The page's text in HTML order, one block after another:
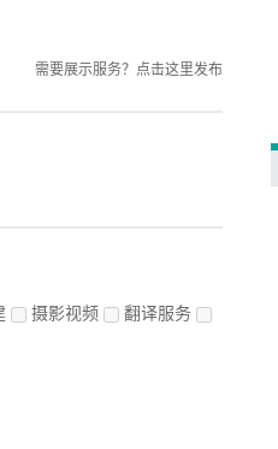
需要展示服务？ 点击这里发布
摄影视频
翻译服务